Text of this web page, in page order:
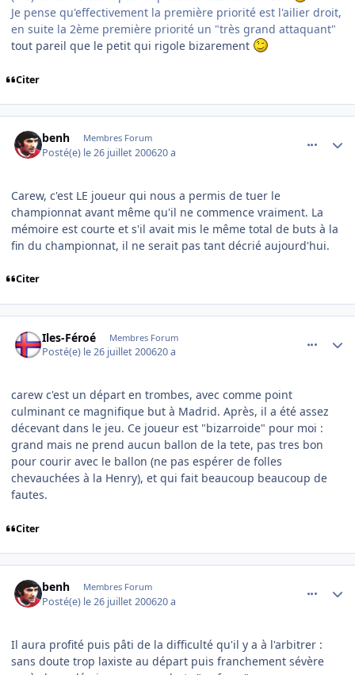
Je pense qu'effectivement la première priorité est l'ailier droit,
en suite la 2ème première priorité un "très grand attaquant"
tout pareil que le petit qui rigole bizarement
Citer
benh Membres Forum
Posté(e) le 26 juillet 200620 a
Carew, c'est LE joueur qui nous a permis de tuer le
championnat avant même qu'il ne commence vraiment. La
mémoire est courte et s'il avait mis le même total de buts à la
fin du championnat, il ne serait pas tant décrié aujourd'hui.
Citer
Iles-Féroé Membres Forum
Posté(e) le 26 juillet 200620 a
carew c'est un départ en trombes, avec comme point
culminant ce magnifique but à Madrid. Après, il a été assez
décevant dans le jeu. Ce joueur est "bizarroide" pour moi :
grand mais ne prend aucun ballon de la tete, pas tres bon
pour courir avec le ballon (ne pas espérer de folles
chevauchées à la Henry), et qui fait beaucoup beaucoup de
fautes.
Citer
benh Membres Forum
Posté(e) le 26 juillet 200620 a
Il aura profité puis pâti de la difficulté qu'il y a à l'arbitrer :
sans doute trop laxiste au départ puis franchement sévère